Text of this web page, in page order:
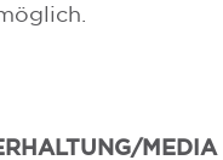
MEDIA